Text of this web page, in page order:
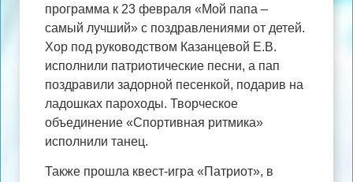
программа к 23 февраля «Мой папа –
самый лучший» с поздравлениями от детей.
Хор под руководством Казанцевой Е.В.
исполнили патриотические песни, а пап
поздравили задорной песенкой, подарив на
ладошках пароходы. Творческое
объединение «Спортивная ритмика»
исполнили танец.
Также прошла квест-игра «Патриот», в